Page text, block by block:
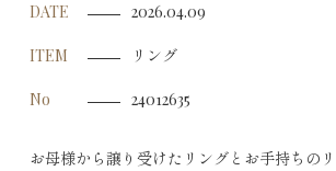
DATE 2026.04.09
ITEM リング
No 24012635
お母様から譲り受けたリングとお手持ちの